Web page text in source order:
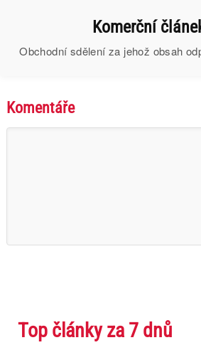
Komerční
Obchodní sdělení za jehož obsah
Komentáře
Top články za 7 dnů